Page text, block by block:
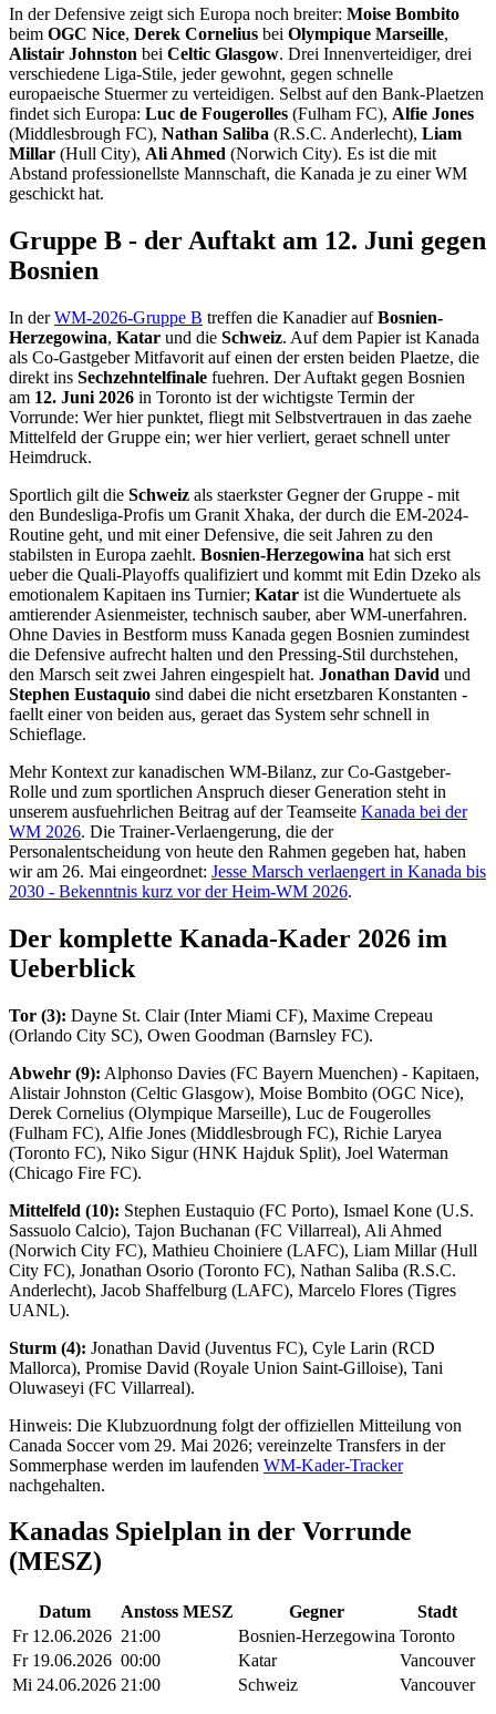
In der Defensive zeigt sich Europa noch breiter: Moise Bombito
beim OGC Nice, Derek Cornelius bei Olympique Marseille,
Alistair Johnston bei Celtic Glasgow. Drei Innenverteidiger, drei
verschiedene Liga-Stile, jeder gewohnt, gegen schnelle
europaeische Stuermer zu verteidigen. Selbst auf den Bank-Plaetzen
findet sich Europa: Luc de Fougerolles (Fulham FC), Alfie Jones
(Middlesbrough FC), Nathan Saliba (R.S.C. Anderlecht), Liam
Millar (Hull City), Ali Ahmed (Norwich City). Es ist die mit
Abstand professionellste Mannschaft, die Kanada je zu einer WM
geschickt hat.
Gruppe B - der Auftakt am 12. Juni gegen
Bosnien
In derWM-2026-Gruppe B treffen die Kanadier aufBosnien-
Herzegowina, Katar und die Schweiz. Auf dem Papier ist Kanada
als Co-Gastgeber Mitfavorit auf einen der ersten beiden Plaetze, die
direkt ins Sechzehntelfinale fuehren. Der Auftakt gegen Bosnien
am 12. Juni 2026 in Toronto ist der wichtigste Termin der
Vorrunde: Wer hier punktet, fliegt mit Selbstvertrauen in das zaehe
Mittelfeld der Gruppe ein; wer hier verliert, geraet schnell unter
Heimdruck.
Sportlich gilt die Schweiz als staerkster Gegner der Gruppe - mit
den Bundesliga-Profis um Granit Xhaka, der durch die EM-2024-
Routine geht, und mit einer Defensive, die seit Jahren zu den
stabilsten in Europa zaehlt. Bosnien-Herzegowina hat sich erst
ueber die Quali-Playoffs qualifiziert und kommt mit Edin Dzeko als
emotionalem Kapitaen ins Turnier; Katar ist die Wundertuete als
amtierender Asienmeister, technisch sauber, aber WM-unerfahren.
Ohne Davies in Bestform muss Kanada gegen Bosnien zumindest
die Defensive aufrecht halten und den Pressing-Stil durchstehen,
den Marsch seit zwei Jahren eingespielt hat. Jonathan David und
Stephen Eustaquio sind dabei die nicht ersetzbaren Konstanten -
faellt einer von beiden aus, geraet das System sehr schnell in
Schieflage.
Mehr Kontext zur kanadischen WM-Bilanz, zur Co-Gastgeber-
Rolle und zum sportlichen Anspruch dieser Generation steht in
unserem ausfuehrlichen Beitrag auf der Teamseite Kanada bei der
WM 2026. Die Trainer-Verlaengerung, die der
Personalentscheidung von heute den Rahmen gegeben hat, haben
wir am 26. Mai eingeordnet: Jesse Marsch verlaengert in Kanada bis
2030 - Bekenntnis kurz vor der Heim-WM 2026.
Der komplette Kanada-Kader 2026 im
Ueberblick
Tor (3): Dayne St. Clair (Inter Miami CF), Maxime Crepeau
(Orlando City SC), Owen Goodman (Barnsley FC).
Abwehr (9): Alphonso Davies (FC Bayern Muenchen) - Kapitaen,
Alistair Johnston (Celtic Glasgow), Moise Bombito (OGC Nice),
Derek Cornelius (Olympique Marseille), Luc de Fougerolles
(Fulham FC), Alfie Jones (Middlesbrough FC), Richie Laryea
(Toronto FC), Niko Sigur (HNK Hajduk Split), Joel Waterman
(Chicago Fire FC).
Mittelfeld (10): Stephen Eustaquio (FC Porto), Ismael Kone (U.S.
Sassuolo Calcio), Tajon Buchanan (FC Villarreal), Ali Ahmed
(Norwich City FC), Mathieu Choiniere (LAFC), Liam Millar (Hull
City FC), Jonathan Osorio (Toronto FC), Nathan Saliba (R.S.C.
Anderlecht), Jacob Shaffelburg (LAFC), Marcelo Flores (Tigres
UANL).
Sturm (4): Jonathan David (Juventus FC), Cyle Larin (RCD
Mallorca), Promise David (Royale Union Saint-Gilloise), Tani
Oluwaseyi (FC Villarreal).
Hinweis: Die Klubzuordnung folgt der offiziellen Mitteilung von
Canada Soccer vom 29. Mai 2026; vereinzelte Transfers in der
Sommerphase werden im laufenden WM-Kader-Tracker
nachgehalten.
Kanadas Spielplan in der Vorrunde
(MESZ)
Datum Anstoss MESZ Gegner
Stadt
Fr 12.06.2026 21:00 Bosnien-Herzegowina Toronto
Fr 19.06.2026 00:00 Katar
Vancouver
Mi 24.06.2026 21:00 Schweiz Vancouver